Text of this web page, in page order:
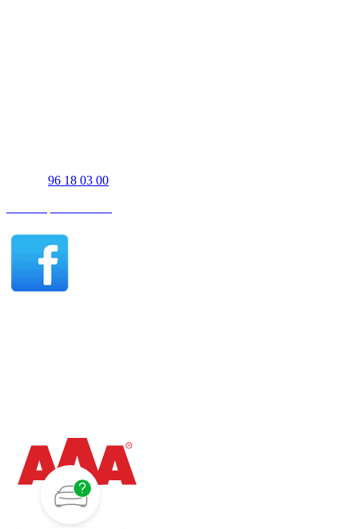
96 18 03 00